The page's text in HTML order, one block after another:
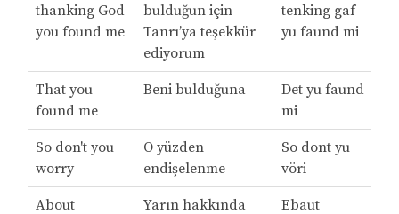
thanking God
you found me
bulduğun için
Tanrı’ya teşekkür
ediyorum
tenking gaf
yu faund mi
That you
found me
Beni bulduğuna
Det yu faund
mi
So don't you
worry
O yüzden
endişelenme
So dont yu
vöri
About
Yarın hakkında
Ebaut